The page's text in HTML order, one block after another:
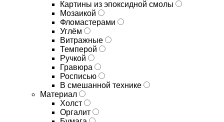
Картины из эпоксидной смолы
Мозаикой
Фломастерами
Углём
Витражные
Темперой
Ручкой
Гравюра
Росписью
В смешанной технике
Материал
Холст
Оргалит